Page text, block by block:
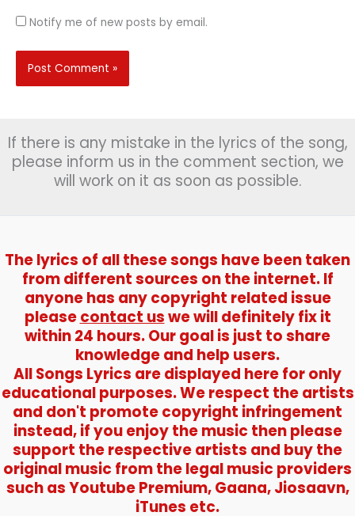
Notify me of new posts by email.
If there is any mistake in the lyrics of the song,
please inform us in the comment section, we
will work on it as soon as possible.
The lyrics of all these songs have been taken
from different sources on the internet. If
anyone has any copyright related issue
pleasecontact uswe will definitely fix it
within 24 hours. Our goal is just to share
knowledge and help users.
All Songs Lyrics are displayed here for only
educational purposes. We respect the artists
and don't promote copyright infringement
instead, if you enjoy the music then please
support the respective artists and buy the
original music from the legal music providers
such as Youtube Premium, Gaana, Jiosaavn,
iTunes etc.